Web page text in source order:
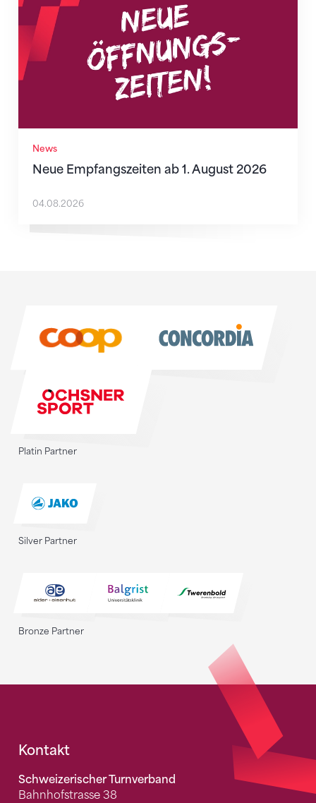
News
Neue Empfangszeiten ab 1. August 2026
04.08.2026
Platin Partner
Silver Partner
Bronze Partner
Fusszeile
Kontakt
Schweizerischer Turnverband
Bahnhofstrasse 38